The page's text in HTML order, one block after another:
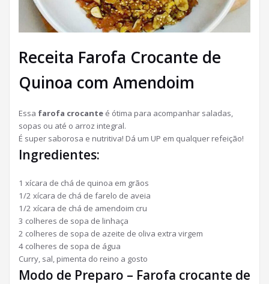
Receita Farofa Crocante de
Quinoa com Amendoim
Essa farofa crocante é ótima para acompanhar saladas,
sopas ou até o arroz integral.
É super saborosa e nutritiva! Dá um UP em qualquer refeição!
Ingredientes:
1 xícara de chá de quinoa em grãos
1/2 xícara de chá de farelo de aveia
1/2 xícara de chá de amendoim cru
3 colheres de sopa de linhaça
2 colheres de sopa de azeite de oliva extra virgem
4 colheres de sopa de água
Curry, sal, pimenta do reino a gosto
Modo de Preparo – Farofa crocante de